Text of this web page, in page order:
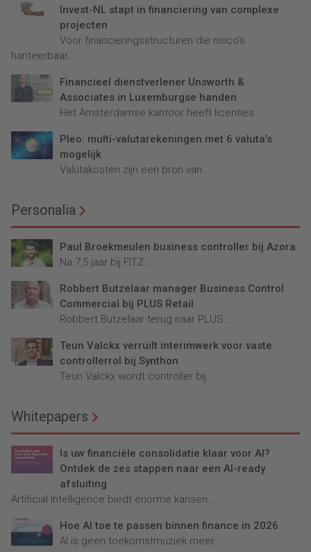
Invest-NL stapt in financiering van complexe
projecten
Voor financieringsstructuren die risico’s
hanteerbaar...
Financieel dienstverlener Unsworth &
Associates in Luxemburgse handen
Het Amsterdamse kantoor heeft licenties...
Pleo: multi-valutarekeningen met 6 valuta’s
mogelijk
Valutakosten zijn een bron van...
Personalia
Paul Broekmeulen business controller bij Azora
Na 7,5 jaar bij FITZ...
Robbert Butzelaar manager Business Control
Commercial bij PLUS Retail
Robbert Butzelaar terug naar PLUS...
Teun Valckx verruilt interimwerk voor vaste
controllerrol bij Synthon
Teun Valckx wordt controller bij...
Whitepapers
Is uw financiële consolidatie klaar voor AI?
Ontdek de zes stappen naar een AI-ready
afsluiting
Artificial Intelligence biedt enorme kansen...
Hoe AI toe te passen binnen finance in 2026
AI is geen toekomstmuziek meer...